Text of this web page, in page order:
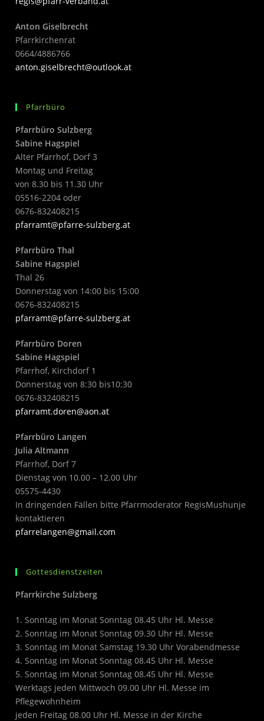
Anton Giselbrecht
Pfarrkirchenrat
0664/4886766
anton.giselbrecht@outlook.at
Pfarrbüro
Pfarrbüro Sulzberg
Sabine Hagspiel
Alter Pfarrhof, Dorf 3
Montag und Freitag
von 8.30 bis 11.30 Uhr
05516-2204 oder
0676-832408215
pfarramt@pfarre-sulzberg.at
Pfarrbüro Thal
Sabine Hagspiel
Thal 26
Donnerstag von 14:00 bis 15:00
0676-832408215
pfarramt@pfarre-sulzberg.at
Pfarrbüro Doren
Sabine Hagspiel
Pfarrhof, Kirchdorf 1
Donnerstag von 8:30 bis10:30
0676-832408215
pfarramt.doren@aon.at
Pfarrbüro Langen
Julia Altmann
Pfarrhof, Dorf 7
Dienstag von 10.00 – 12.00 Uhr
05575-4430
In dringenden Fällen bitte Pfarrmoderator RegisMushunje
kontaktieren
pfarrelangen@gmail.com
Gottesdienstzeiten
Pfarrkirche Sulzberg
1. Sonntag im Monat Sonntag 08.45 Uhr Hl. Messe
2. Sonntag im Monat Sonntag 09.30 Uhr Hl. Messe
3. Sonntag im Monat Samstag 19.30 Uhr Vorabendmesse
4. Sonntag im Monat Sonntag 08.45 Uhr Hl. Messe
5. Sonntag im Monat Sonntag 08.45 Uhr Hl. Messe
Werktags jeden Mittwoch 09.00 Uhr Hl. Messe im
Pflegewohnheim
jeden Freitag 08.00 Uhr Hl. Messe in der Kirche